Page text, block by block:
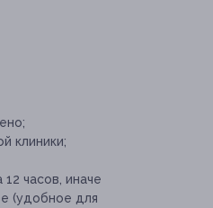
клиники;
часов, иначе
(удобное для